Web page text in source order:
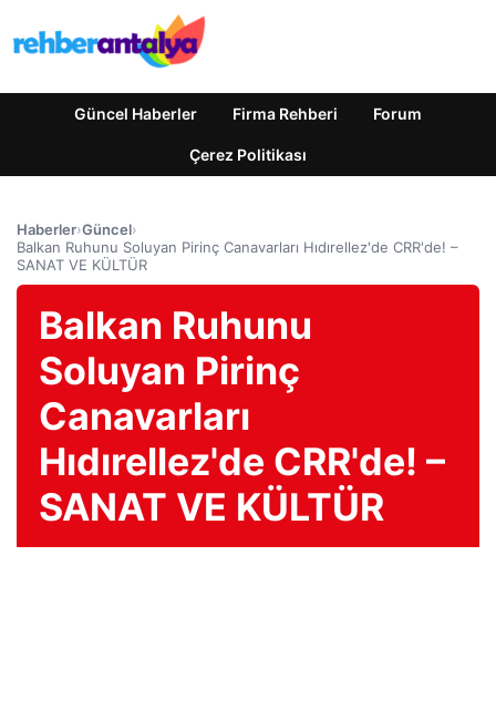
Güncel Haberler Firma Rehberi Forum
Çerez Politikası
Haberler›Güncel›
Balkan Ruhunu Soluyan Pirinç Canavarları Hıdırellez'de CRR'de! –
SANAT VE KÜLTÜR
Balkan Ruhunu
Soluyan Pirinç
Canavarları
Hıdırellez'de CRR'de! –
SANAT VE KÜLTÜR